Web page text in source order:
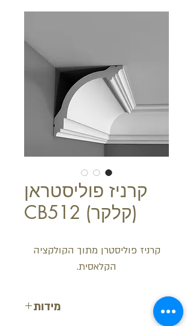
קרניז פוליסטראן
(קלקר) CB512
קרניז פוליסטרן מתוך הקולקציה
הקלאסית.
מידות